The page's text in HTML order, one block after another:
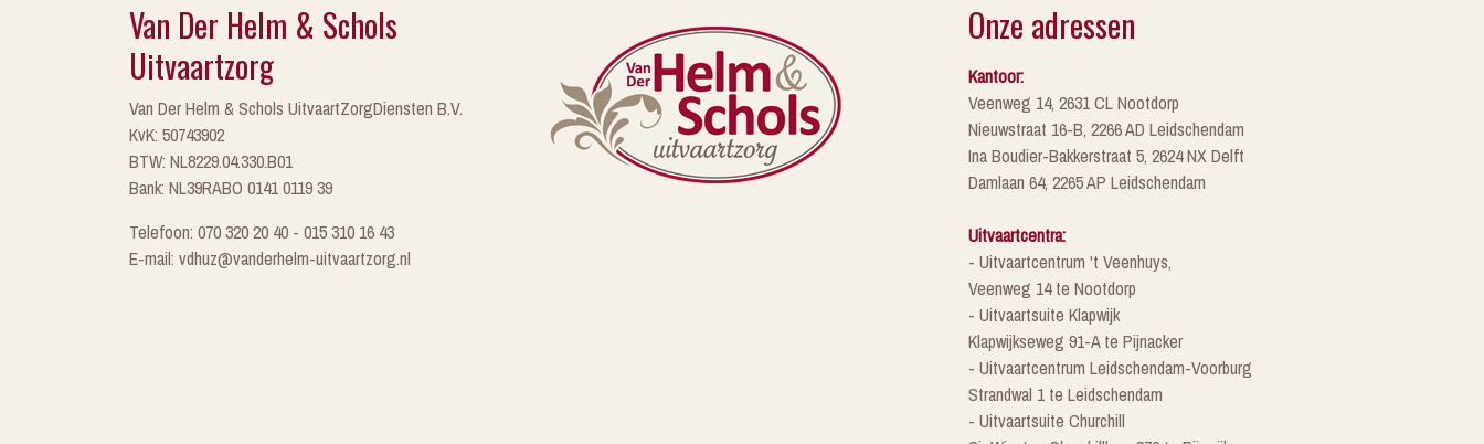
Van Der Helm & Schols
Uitvaartzorg
Van Der Helm & Schols UitvaartZorgDiensten B.V.
KvK: 50743902
BTW: NL8229.04.330.B01
Bank: NL39RABO 0141 0119 39
Telefoon: 070 320 20 40 - 015 310 16 43
E-mail: vdhuz@vanderhelm-uitvaartzorg.nl
Onze adressen
Kantoor:
Veenweg 14, 2631 CL Nootdorp
Nieuwstraat 16-B, 2266 AD Leidschendam
Ina Boudier-Bakkerstraat 5, 2624 NX Delft
Damlaan 64, 2265 AP Leidschendam
Uitvaartcentra:
- Uitvaartcentrum 't Veenhuys,
Veenweg 14 te Nootdorp
- Uitvaartsuite Klapwijk
Klapwijkseweg 91-A te Pijnacker
- Uitvaartcentrum Leidschendam-Voorburg
Strandwal 1 te Leidschendam
- Uitvaartsuite Churchill